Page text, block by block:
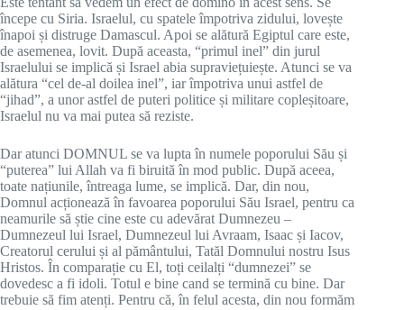
începe cu Siria. Israelul, cu spatele împotriva zidului, lovește
înapoi și distruge Damascul. Apoi se alătură Egiptul care este,
de asemenea, lovit. După aceasta, “primul inel” din jurul
Israelului se implică și Israel abia supraviețuiește. Atunci se va
alătura “cel de-al doilea inel”, iar împotriva unui astfel de
“jihad”, a unor astfel de puteri politice și militare copleșitoare,
Israelul nu va mai putea să reziste.
Dar atunci DOMNUL se va lupta în numele poporului Său și
“puterea” lui Allah va fi biruită în mod public. După aceea,
toate națiunile, întreaga lume, se implică. Dar, din nou,
Domnul acționează în favoarea poporului Său Israel, pentru ca
neamurile să știe cine este cu adevărat Dumnezeu –
Dumnezeul lui Israel, Dumnezeul lui Avraam, Isaac și Iacov,
Creatorul cerului și al pământului, Tatăl Domnului nostru Isus
Hristos. În comparație cu El, toți ceilalți “dumnezei” se
dovedesc a fi idoli. Totul e bine cand se termină cu bine. Dar
trebuie să fim atenți. Pentru că, în felul acesta, din nou formăm